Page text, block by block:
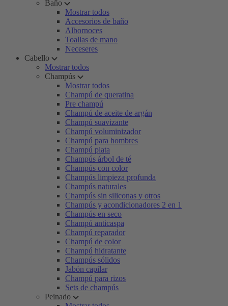
Baño
Mostrar todos
Accesorios de baño
Albornoces
Toallas de mano
Neceseres
Cabello
Mostrar todos
Champús
Mostrar todos
Champú de queratina
Pre champú
Champú de aceite de argán
Champú suavizante
Champú voluminizador
Champú para hombres
Champú plata
Champús árbol de té
Champús con color
Champús limpieza profunda
Champús naturales
Champús sin siliconas y otros
Champús y acondicionadores 2 en 1
Champús en seco
Champú anticaspa
Champú reparador
Champú de color
Champú hidratante
Champús sólidos
Jabón capilar
Champú para rizos
Sets de champús
Peinado